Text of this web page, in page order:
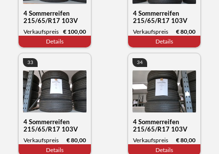
4 Sommerreifen
215/65/R17 103V
XL, Michelin Primacy,
Datum 11/23
Verkaufspreis € 100,00
Details
4 Sommerreifen
215/65/R17 103V
XL, Michelin Primacy,
Datum 12/23
Verkaufspreis
€ 80,00
Details
33
4 Sommerreifen
215/65/R17 103V
XL, Michelin Primacy,
Datum 12/23
Verkaufspreis
€ 80,00
Details
34
4 Sommerreifen
215/65/R17 103V
XL, Michelin Primacy,
Datum 22/23
Verkaufspreis
€ 80,00
Details